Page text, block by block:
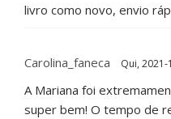
livro como novo, envio
Carolina_faneca Qui, 2021-
A Mariana foi
super bem! O tempo de